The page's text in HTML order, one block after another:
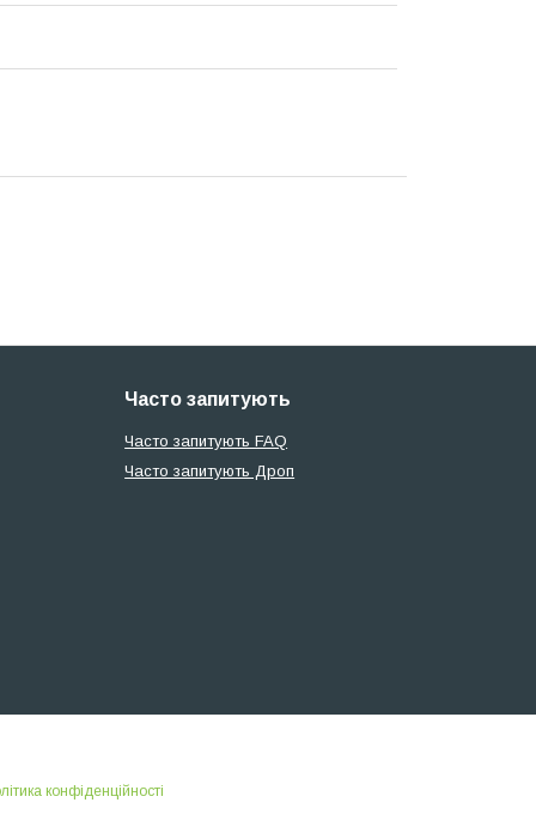
Часто запитують
Часто запитують FAQ
Часто запитують Дроп
конфіденційності